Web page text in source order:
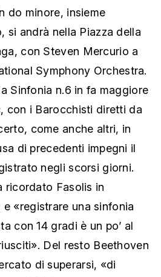
do minore, insieme
si andrà nella Piazza della
con Steven Mercurio a
Symphony Orchestra.
Sinfonia n.6 in fa maggiore
con i Barocchisti diretti da
come anche altri, in
di precedenti impegni il
negli scorsi giorni.
ricordato Fasolis in
«registrare una sinfonia
con 14 gradi è un po’ al
Del resto Beethoven
di superarsi, «di